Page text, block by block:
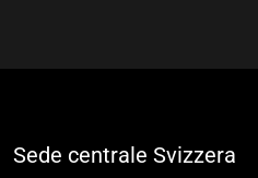
Sede centrale Svizzera